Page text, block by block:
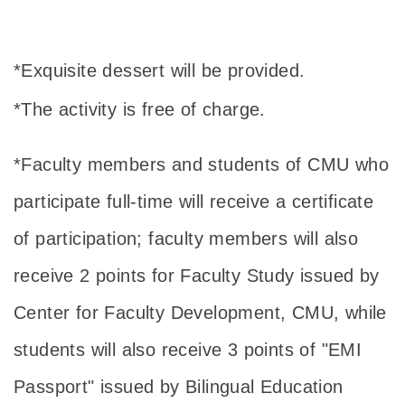
*Exquisite dessert will be provided.
*The activity is free of charge.
*Faculty members and students of CMU who
participate full-time will receive a certificate
of participation; faculty members will also
receive 2 points for Faculty Study issued by
Center for Faculty Development, CMU, while
students will also receive 3 points of "EMI
Passport" issued by Bilingual Education